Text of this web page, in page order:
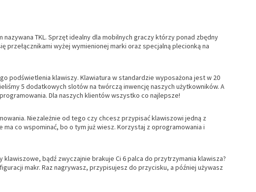
TKL. Sprzęt idealny dla mobilnych graczy którzy ponad zbędny
wyżej wymienionej marki oraz specjalną plecionką na
podświetlenia klawiszy. Klawiatura w standardzie wyposażona jest w 20
5 dodatkowych slotów na twórczą inwencję naszych użytkowników. A
Dla naszych klientów wszystko co najlepsze!
Niezależnie od tego czy chcesz przypisać klawiszowi jedną z
co wspominać, bo o tym już wiesz. Korzystaj z oprogramowania i
bądź zwyczajnie brakuje Ci 6 palca do przytrzymania klawisza?
makr. Raz nagrywasz, przypisujesz do przycisku, a później używasz